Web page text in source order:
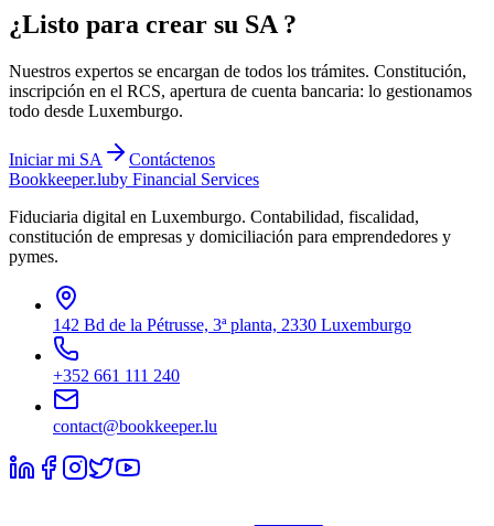
¿Listo para crear su SA ?
Nuestros expertos se encargan de todos los trámites. Constitución,
inscripción en el RCS, apertura de cuenta bancaria: lo gestionamos
todo desde Luxemburgo.
Iniciar mi SA
Contáctenos
Bookkeeper.luby Financial Services
Fiduciaria digital en Luxemburgo. Contabilidad, fiscalidad,
constitución de empresas y domiciliación para emprendedores y
pymes.
142 Bd de la Pétrusse, 3ª planta, 2330 Luxemburgo
+352 661 111 240
contact@bookkeeper.lu